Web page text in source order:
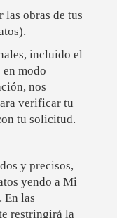
las obras de tus
incluido el
modo
nos
verificar tu
tu solicitud.
y precisos,
yendo a Mi
las
restringirá la